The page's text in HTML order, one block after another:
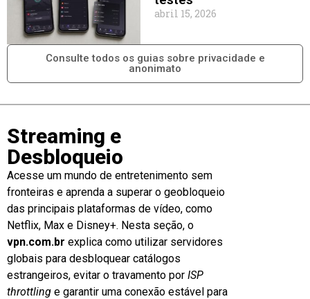
abril 15, 2026
Consulte todos os guias sobre privacidade e
anonimato
Streaming e
Desbloqueio
Acesse um mundo de entretenimento sem
fronteiras e aprenda a superar o geobloqueio
das principais plataformas de vídeo, como
Netflix, Max e Disney+. Nesta seção, o
vpn.com.br explica como utilizar servidores
globais para desbloquear catálogos
estrangeiros, evitar o travamento por ISP
throttling e garantir uma conexão estável para